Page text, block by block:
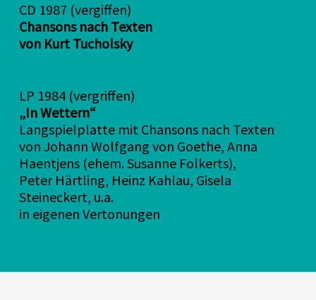
CD 1987 (vergiffen)
Chansons nach Texten
von Kurt Tucholsky
LP 1984 (vergriffen)
„In Wettern“
Langspielplatte mit Chansons nach Texten
von Johann Wolfgang von Goethe, Anna
Haentjens (ehem. Susanne Folkerts),
Peter Härtling, Heinz Kahlau, Gisela
Steineckert, u.a.
in eigenen Vertonungen